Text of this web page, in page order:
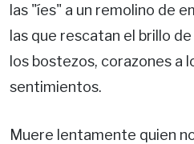
las "íes" a un remolino de
las que rescatan el brillo
los bostezos, corazones a
sentimientos.
Muere lentamente quien